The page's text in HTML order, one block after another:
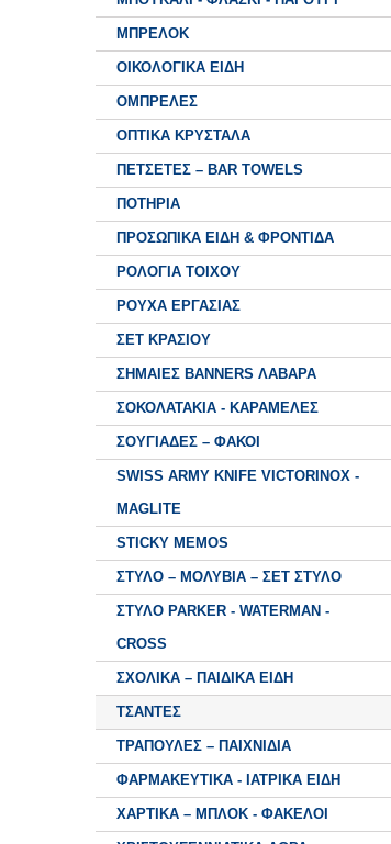
ΜΠΡΕΛΟΚ
ΟΙΚΟΛΟΓΙΚΑ ΕΙΔΗ
ΟΜΠΡΕΛΕΣ
ΟΠΤΙΚΑ ΚΡΥΣΤΑΛΑ
ΠΕΤΣΕΤΕΣ – BAR TOWELS
ΠΟΤΗΡΙΑ
ΠΡΟΣΩΠΙΚΑ ΕΙΔΗ & ΦΡΟΝΤΙΔΑ
ΡΟΛΟΓΙΑ ΤΟΙΧΟΥ
ΡΟΥΧΑ ΕΡΓΑΣΙΑΣ
ΣΕΤ ΚΡΑΣΙΟΥ
ΣΗΜΑΙΕΣ BANNERS ΛΑΒΑΡΑ
ΣΟΚΟΛΑΤΑΚΙΑ - ΚΑΡΑΜΕΛΕΣ
ΣΟΥΓΙΑΔΕΣ – ΦΑΚΟΙ
SWISS ARMY KNIFE VICTORINOX -
MAGLITE
STICKY MEMOS
ΣΤΥΛΟ – ΜΟΛΥΒΙΑ – ΣΕΤ ΣΤΥΛΟ
ΣΤΥΛΟ PARKER - WATERMAN -
CROSS
ΣΧΟΛΙΚΑ – ΠΑΙΔΙΚΑ ΕΙΔΗ
ΤΣΑΝΤΕΣ
ΤΡΑΠΟΥΛΕΣ – ΠΑΙΧΝΙΔΙΑ
ΦΑΡΜΑΚΕΥΤΙΚΑ - ΙΑΤΡΙΚΑ ΕΙΔΗ
ΧΑΡΤΙΚΑ – ΜΠΛΟΚ - ΦΑΚΕΛΟΙ